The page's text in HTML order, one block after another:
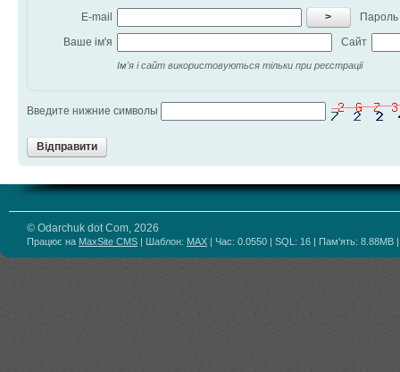
E-mail
>
Пароль
Ваше ім'я
Сайт
Ім'я і сайт використовуються тільки при реєстрації
Введите нижние символы
Відправити
© Odarchuk dot Com, 2026
Працює на MaxSite CMS | Шаблон: MAX | Час: 0.0550 | SQL: 16 | Пам'ять: 8.88MB